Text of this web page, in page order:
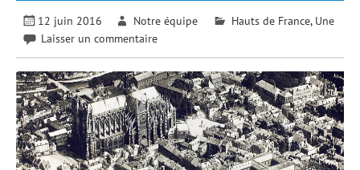
12 juin 2016 Notre équipe Hauts de France, Une
Laisser un commentaire